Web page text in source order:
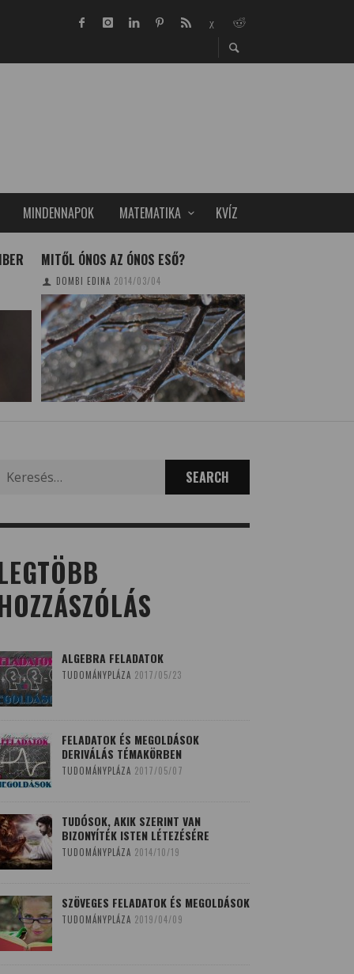
MINDENNAPOK MATEMATIKA KVÍZ
MITŐL ÓNOS AZ ÓNOS ESŐ?
DOMBI EDINA 2014/03/04
ALGEBRA FELADATOK
TUDOMÁNYPLÁZA 2017/05/23
FELADATOK ÉS MEGOLDÁSOK
DERIVÁLÁS TÉMAKÖRBEN
TUDOMÁNYPLÁZA 2017/05/07
TUDÓSOK, AKIK SZERINT VAN
BIZONYÍTÉK ISTEN LÉTEZÉSÉRE
TUDOMÁNYPLÁZA 2014/10/19
SZÖVEGES FELADATOK ÉS MEGOLDÁSOK
TUDOMÁNYPLÁZA 2019/04/09